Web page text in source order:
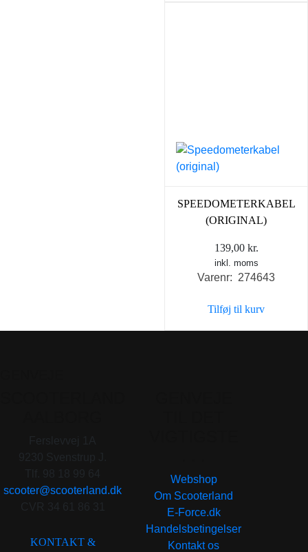
SPEEDOMETERKABEL
(ORIGINAL)
139,00 kr.
inkl. moms
Varenr: 274643
Tilføj til kurv
scooter@scooterland.dk
KONTAKT &
Webshop
Om Scooterland
E-Force.dk
Handelsbetingelser
Kontakt os